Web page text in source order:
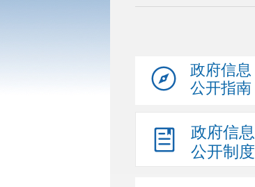
政府信息
公开指南
政府信息
公开制度